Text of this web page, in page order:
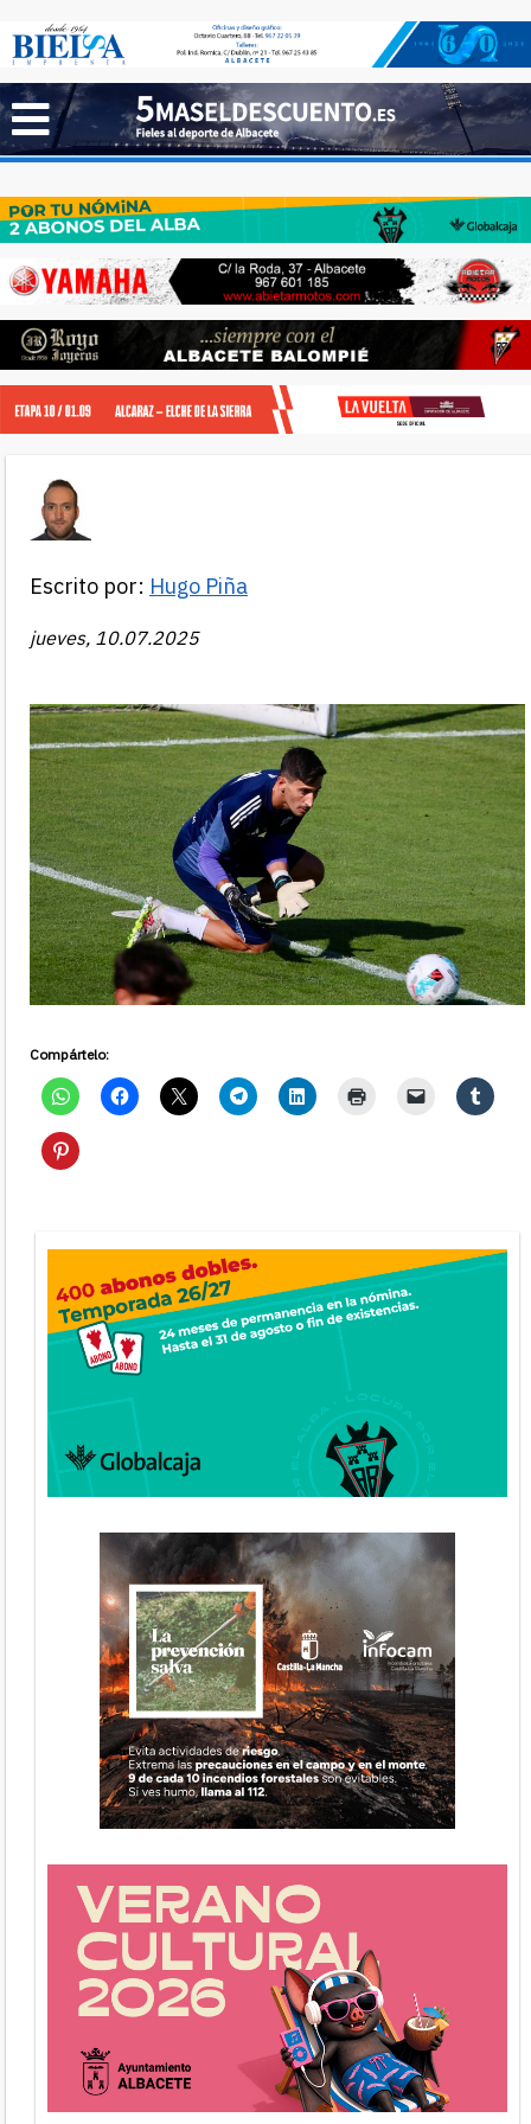
Escrito por: Hugo Piña
jueves, 10.07.2025
Compártelo: